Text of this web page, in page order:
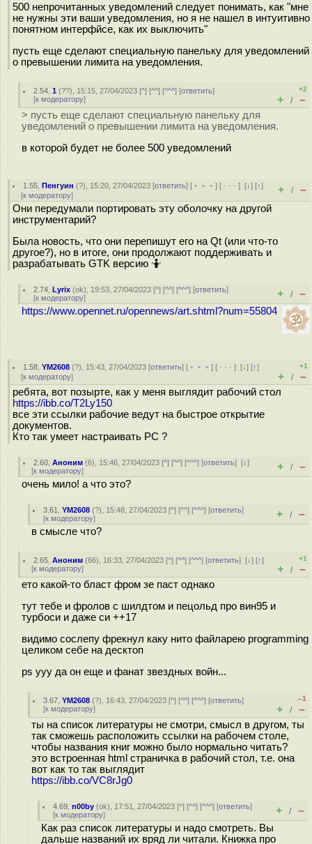
500 непрочитанных уведомлений следует понимать, как "мне
не нужны эти ваши уведомления, но я не нашел в интуитивно
понятном интерфйсе, как их выключить"
пусть еще сделают специальную панельку для уведомлений
о превышении лимита на уведомления.
2.54 ,1 (??), 15:15, 27/04/2023 [^] [^^] [^^^] [ответить]
[к модератору]
+2
+ / –
> пусть еще сделают специальную панельку для
уведомлений о превышении лимита на уведомления.
в которой будет не более 500 уведомлений
1.55 ,Пенгуин (?), 15:20, 27/04/2023 [ответить] [ ﹢﹢﹢] [ · · ·][↓] [↑]
[к модератору] + / –
Они передумали портировать эту оболочку на другой
инструментарий?
Была новость, что они перепишут его на Qt (или что-то
другое?), но в итоге, они продолжают поддерживать и
разрабатывать GTK версию 🤷
2.74 ,Lyrix (ok), 19:53, 27/04/2023 [^] [^^] [^^^] [ответить]
[к модератору] + / –
https://www.opennet.ru/opennews/art.shtml?num=55804
1.58 ,YM2608 (?), 15:43, 27/04/2023 [ответить] [ ﹢﹢﹢] [ · · ·][↓] [↑]
[к модератору]
+1
+ / –
ребята, вот позырте, как у меня выглядит рабочий стол
https://ibb.co/T2Ly150
все эти ссылки рабочие ведут на быстрое открытие
документов.
Кто так умеет настраивать РС ?
2.60 ,Аноним (6), 15:46, 27/04/2023 [^] [^^] [^^^] [ответить][↓]
[к модератору] + / –
очень мило! а что это?
3.61 ,YM2608 (?), 15:48, 27/04/2023 [^] [^^] [^^^] [ответить]
[к модератору] + / –
в смысле что?
2.65 ,Аноним (66), 16:33, 27/04/2023 [^] [^^] [^^^] [ответить][↓] [↑]
[к модератору]
+1
+ / –
ето какой-то бласт фром зе паст однако
тут тебе и фролов с шилдтом и пецольд про вин95 и
турбоси и даже си ++17
видимо сослепу фрекнул каку нито файларею programming
целиком себе на десктоп
ps ууу да он еще и фанат звездных войн...
3.67 ,YM2608 (?), 16:43, 27/04/2023 [^] [^^] [^^^] [ответить]
[к модератору]
–1
+ / –
ты на список литературы не смотри, смысл в другом, ты
так сможешь расположить ссылки на рабочем столе,
чтобы названия книг можно было нормально читать?
это встроенная html страничка в рабочий стол, т.е. она
вот как то так выглядит
https://ibb.co/VC8rJg0
4.69 ,n00by (ok), 17:51, 27/04/2023 [^] [^^] [^^^] [ответить]
[к модератору] + / –
Как раз список литературы и надо смотреть. Вы
дальше названий их вряд ли читали. Книжка про